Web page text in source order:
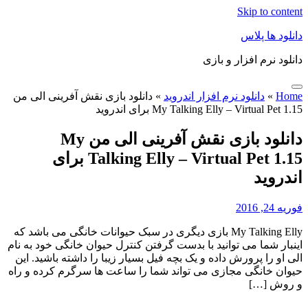
Skip to content
دانلود ها پلاس
دانلود نرم افزار و بازی
Home
» دانلود نرم افزار اندروید » دانلود بازی نقش آفرینی الی من
My Talking Elly – Virtual Pet 1.15 برای اندروید
دانلود بازی نقش آفرینی الی من My
Talking Elly – Virtual Pet 1.15 برای
اندروید
فوریه 24, 2016
My Talking Elly بازی دیگری در سبک حیوانات خانگی می باشد که
اینبار شما می توانید با بدست گرفتن کنترل حیوان خانگی خود به نام
الی او را پرورش داده و یک بچه فیل بسیار زیبا را داشته باشید. این
حیوان خانگی مجازی می تواند شما را ساعت ها سرگرم کرده و راه
و روش […]